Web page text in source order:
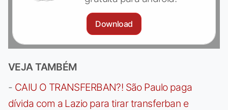
Download
VEJA TAMBÉM
- CAIU O TRANSFERBAN?! São Paulo paga
dívida com a Lazio para tirar transferban e